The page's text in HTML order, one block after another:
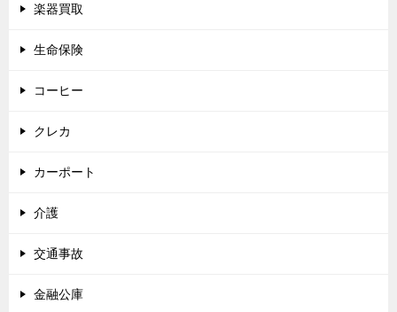
楽器買取
生命保険
コーヒー
クレカ
カーポート
介護
交通事故
金融公庫